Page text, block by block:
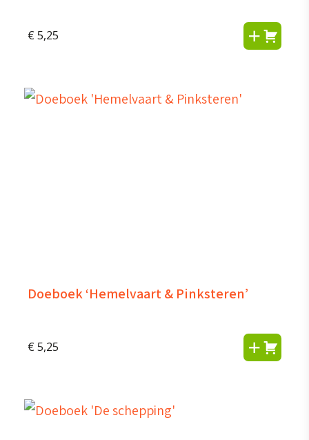
€ 5,25
Doeboek ‘Hemelvaart & Pinksteren’
€ 5,25